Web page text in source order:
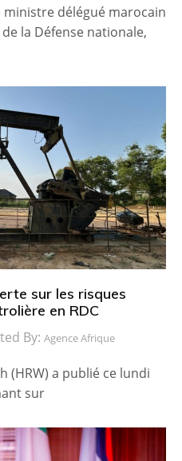
délégué marocain
la Défense nationale,
sur les risques
en RDC
By: Agence Afrique
(HRW) a publié ce lundi
sur